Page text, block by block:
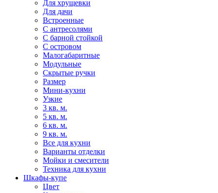
Для хрущевки
Для дачи
Встроенные
С антресолями
С барной стойкой
С островом
Малогабаритные
Модульные
Скрытые ручки
Размер
Мини-кухни
Узкие
3 кв. м.
5 кв. м.
6 кв. м.
9 кв. м.
Все для кухни
Варианты отделки
Мойки и смесители
Техника для кухни
Шкафы-купе
Цвет